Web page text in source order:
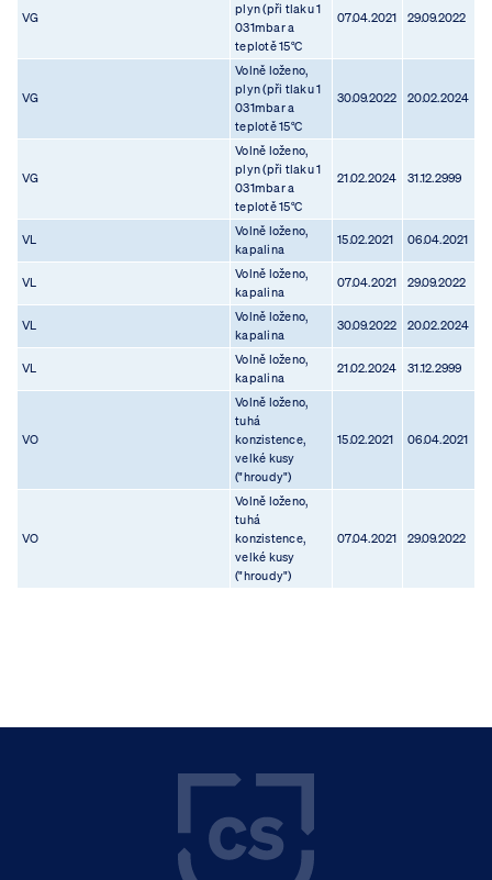
VG
plyn (při tlaku 1
031mbar a
teplotě 15°C
07.04.2021 29.09.2022
VG
Volně loženo,
plyn (při tlaku 1
031mbar a
teplotě 15°C
30.09.2022 20.02.2024
VG
Volně loženo,
plyn (při tlaku 1
031mbar a
teplotě 15°C
21.02.2024 31.12.2999
VL
Volně loženo,
kapalina
15.02.2021 06.04.2021
VL
Volně loženo,
kapalina
07.04.2021 29.09.2022
VL
Volně loženo,
kapalina
30.09.2022 20.02.2024
VL
Volně loženo,
kapalina
21.02.2024 31.12.2999
VO
Volně loženo,
tuhá
konzistence,
velké kusy
("hroudy")
15.02.2021 06.04.2021
VO
Volně loženo,
tuhá
konzistence,
velké kusy
("hroudy")
07.04.2021 29.09.2022